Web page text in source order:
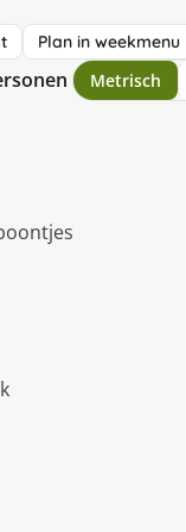
Plan in weekmenu
Metrisch